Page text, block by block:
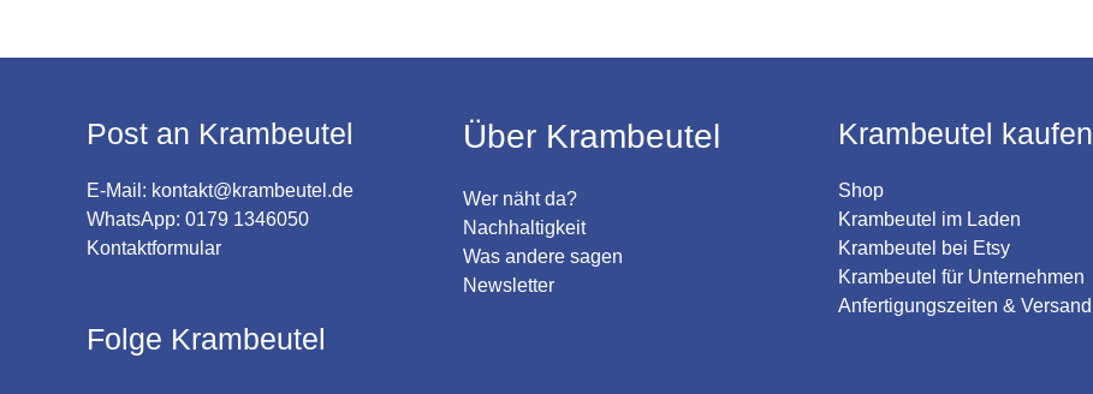
Post an Krambeutel
E-Mail: kontakt@krambeutel.de
WhatsApp: 0179 1346050
Kontaktformular
Folge Krambeutel
Über Krambeutel
Wer näht da?
Nachhaltigkeit
Was andere sagen
Newsletter
Krambeutel kaufen
Shop
Krambeutel im Laden
Krambeutel bei Etsy
Krambeutel für Unternehmen
Anfertigungszeiten & Versand